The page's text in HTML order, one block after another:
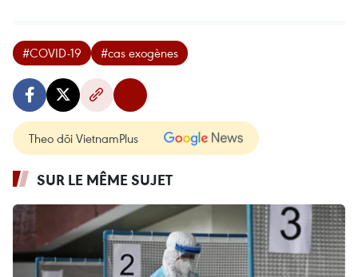
#COVID-19 #cas exogènes
Theo dõi VietnamPlus
SUR LE MÊME SUJET